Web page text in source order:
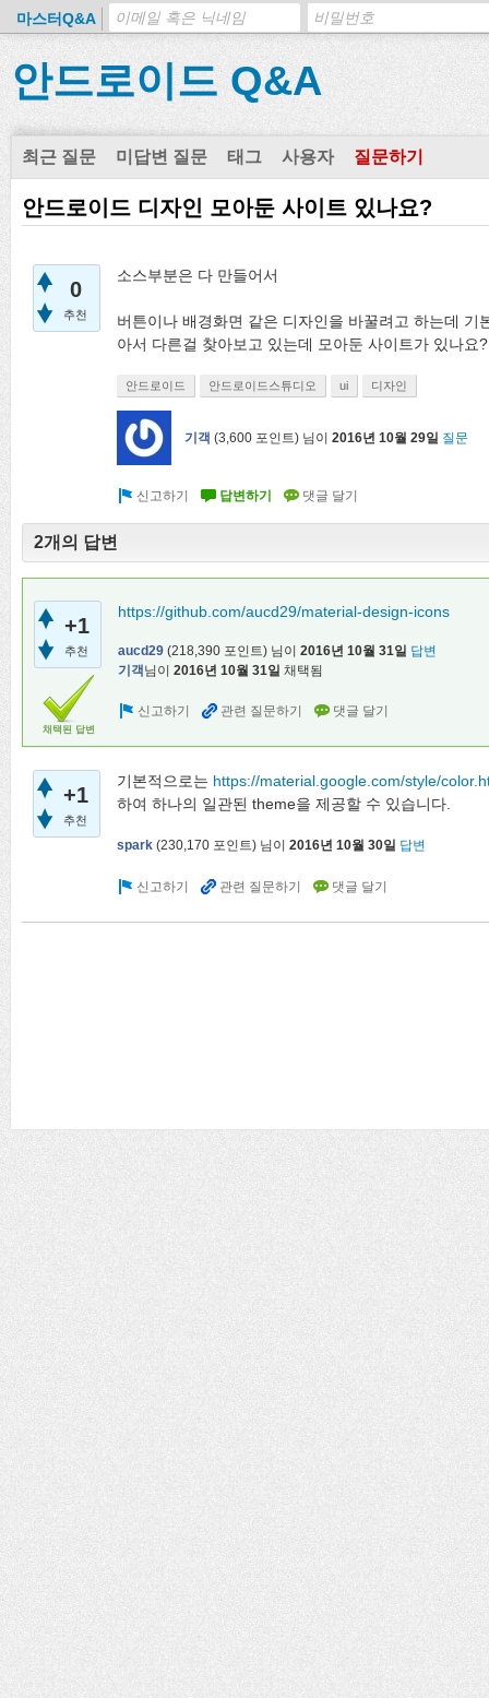
마스터Q&A
안드로이드 Q&A
최근 질문 미답변 질문 태그 사용자 질문하기
안드로이드 디자인 모아둔 사이트 있나요?
0
추천
소스부분은 다 만들어서
버튼이나 배경화면 같은 디자인을 바꿀려고 하는데
아서 다른걸 찾아보고 있는데 모아둔 사이트가 있나요
안드로이드 안드로이드스튜디오 ui 디자인
기객 (3,600 포인트) 님이 2016년 10월 29일 질문
2개의 답변
+1
추천
채택된 답변
https://github.com/aucd29/material-design-icons
aucd29 (218,390 포인트) 님이 2016년 10월 31일 답변
기객님이 2016년 10월 31일 채택됨
+1
추천
기본적으로는 https://material.google.com/style/
하여 하나의 일관된 theme을 제공할 수 있습니다.
spark (230,170 포인트) 님이 2016년 10월 30일 답변